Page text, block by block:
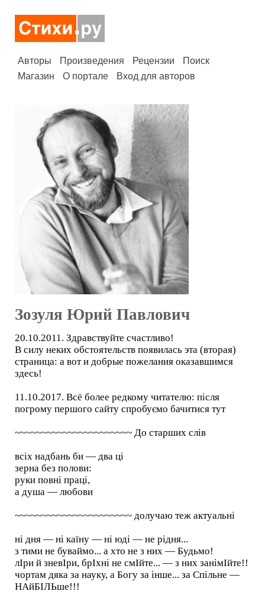
Авторы Произведения Рецензии
Поиск
Магазин
О портале Вход для авторов
Зозуля Юрий Павлович
20.10.2011. Здравствуйте счастливо!
В силу неких обстоятельств появилась эта (вторая)
страница: а вот и добрые пожелания оказавшимся
здесь!
11.10.2017. Всё более редкому читателю: після
погрому першого сайту спробуємо бачитися тут
~~~~~~~~~~~~~~~~~~~~~~ До старших слів
всіх надбань би — два ці
зерна без полови:
руки повні праці,
а душа — любови
~~~~~~~~~~~~~~~~~~~~~~ долучаю теж актуальні
ні дня — ні каїну — ні юді — не рідня...
з тими не буваймо... а хто не з них — Будьмо!
лІри й зневІри, брІхні не смІйте... — з них занімІйте!!
чортам дяка за науку, а Богу за інше... за Спільне —
НАйБІЛЬше!!!